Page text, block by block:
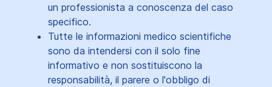
un professionista a conoscenza del caso
specifico.
Tutte le informazioni medico scientifiche
sono da intendersi con il solo fine
informativo e non sostituiscono la
responsabilità, il parere o l'obbligo di